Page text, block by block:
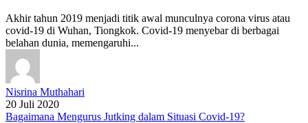
Akhir tahun 2019 menjadi titik awal munculnya corona virus atau
covid-19 di Wuhan, Tiongkok. Covid-19 menyebar di berbagai
belahan dunia, memengaruhi...
Nisrina Muthahari
20 Juli 2020
Bagaimana Mengurus Jutking dalam Situasi Covid-19?